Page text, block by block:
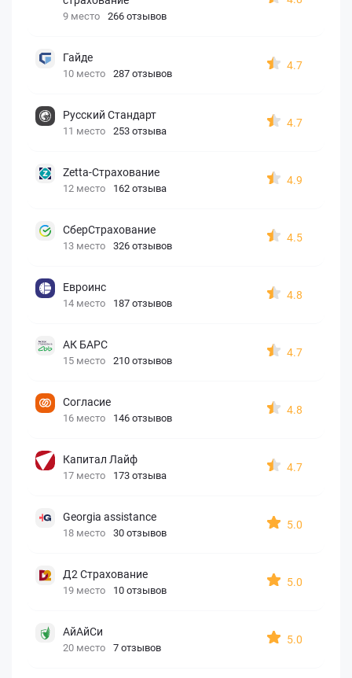
9 место 266 отзывов
Гайде
10 место 287 отзывов
4.7
Русский Стандарт
11 место 253 отзыва
4.7
Zetta-Страхование
12 место 162 отзыва
4.9
СберСтрахование
13 место 326 отзывов
4.5
Евроинс
14 место 187 отзывов
4.8
АК БАРС
15 место 210 отзывов
4.7
Согласие
16 место 146 отзывов
4.8
Капитал Лайф
17 место 173 отзыва
4.7
Georgia assistance
18 место 30 отзывов
5.0
Д2 Страхование
19 место 10 отзывов
5.0
АйАйСи
20 место 7 отзывов
5.0